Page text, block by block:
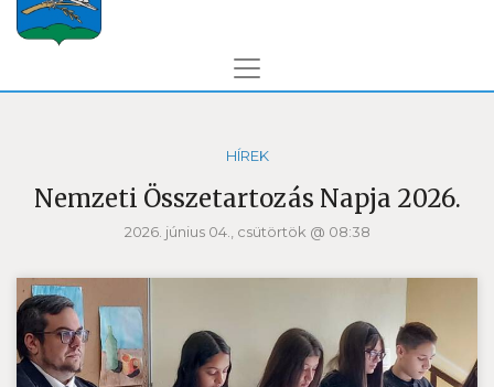
HÍREK
Nemzeti Összetartozás Napja 2026.
2026. június 04., csütörtök @ 08:38